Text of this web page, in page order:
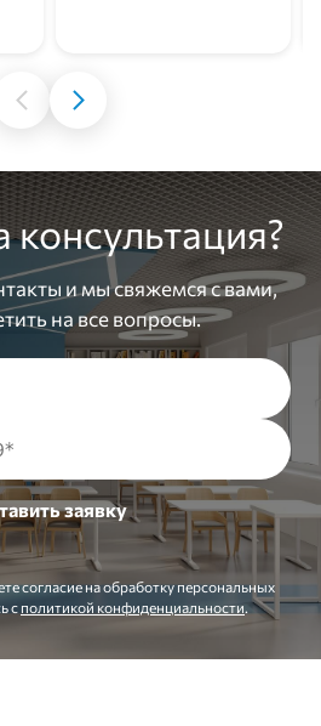
и мы свяжемся с вами,
на все вопросы.
согласие на обработку персональных
c политикой конфиденциальности